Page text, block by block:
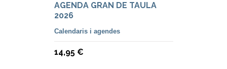
AGENDA GRAN DE TAULA
2026
Calendaris i agendes
14,95 €